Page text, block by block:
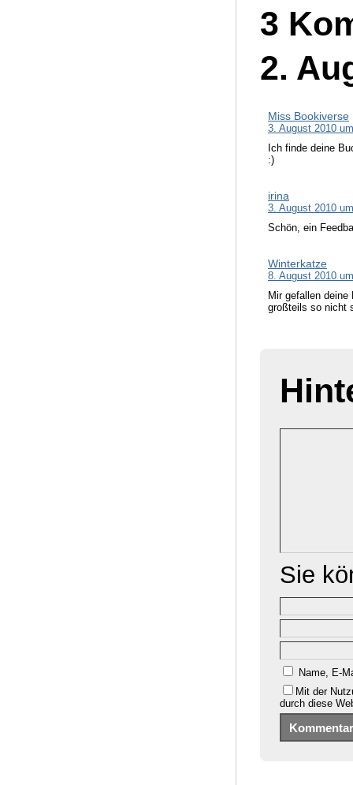
3
2.
Miss Bookiverse
3. August 2010
Ich finde deine
:)
irina
3. August 2010
Schön, ein
Winterkatze
8. August 2010
Mir gefallen
großteils so nicht
Sie
Name, E-
Mit der
durch diese